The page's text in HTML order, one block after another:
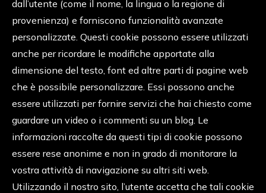
dall’utente (come il nome, la lingua o la regione di
provenienza) e forniscono funzionalità avanzate
personalizzate. Questi cookie possono essere utilizzati
anche per ricordare le modifiche apportate alla
dimensione del testo, font ed altre parti di pagine web
che è possibile personalizzare. Essi possono anche
essere utilizzati per fornire servizi che hai chiesto come
guardare un video o i commenti su un blog. Le
informazioni raccolte da questi tipi di cookie possono
essere rese anonime e non in grado di monitorare la
vostra attività di navigazione su altri siti web.
Utilizzando il nostro sito, l’utente accetta che tali cookie